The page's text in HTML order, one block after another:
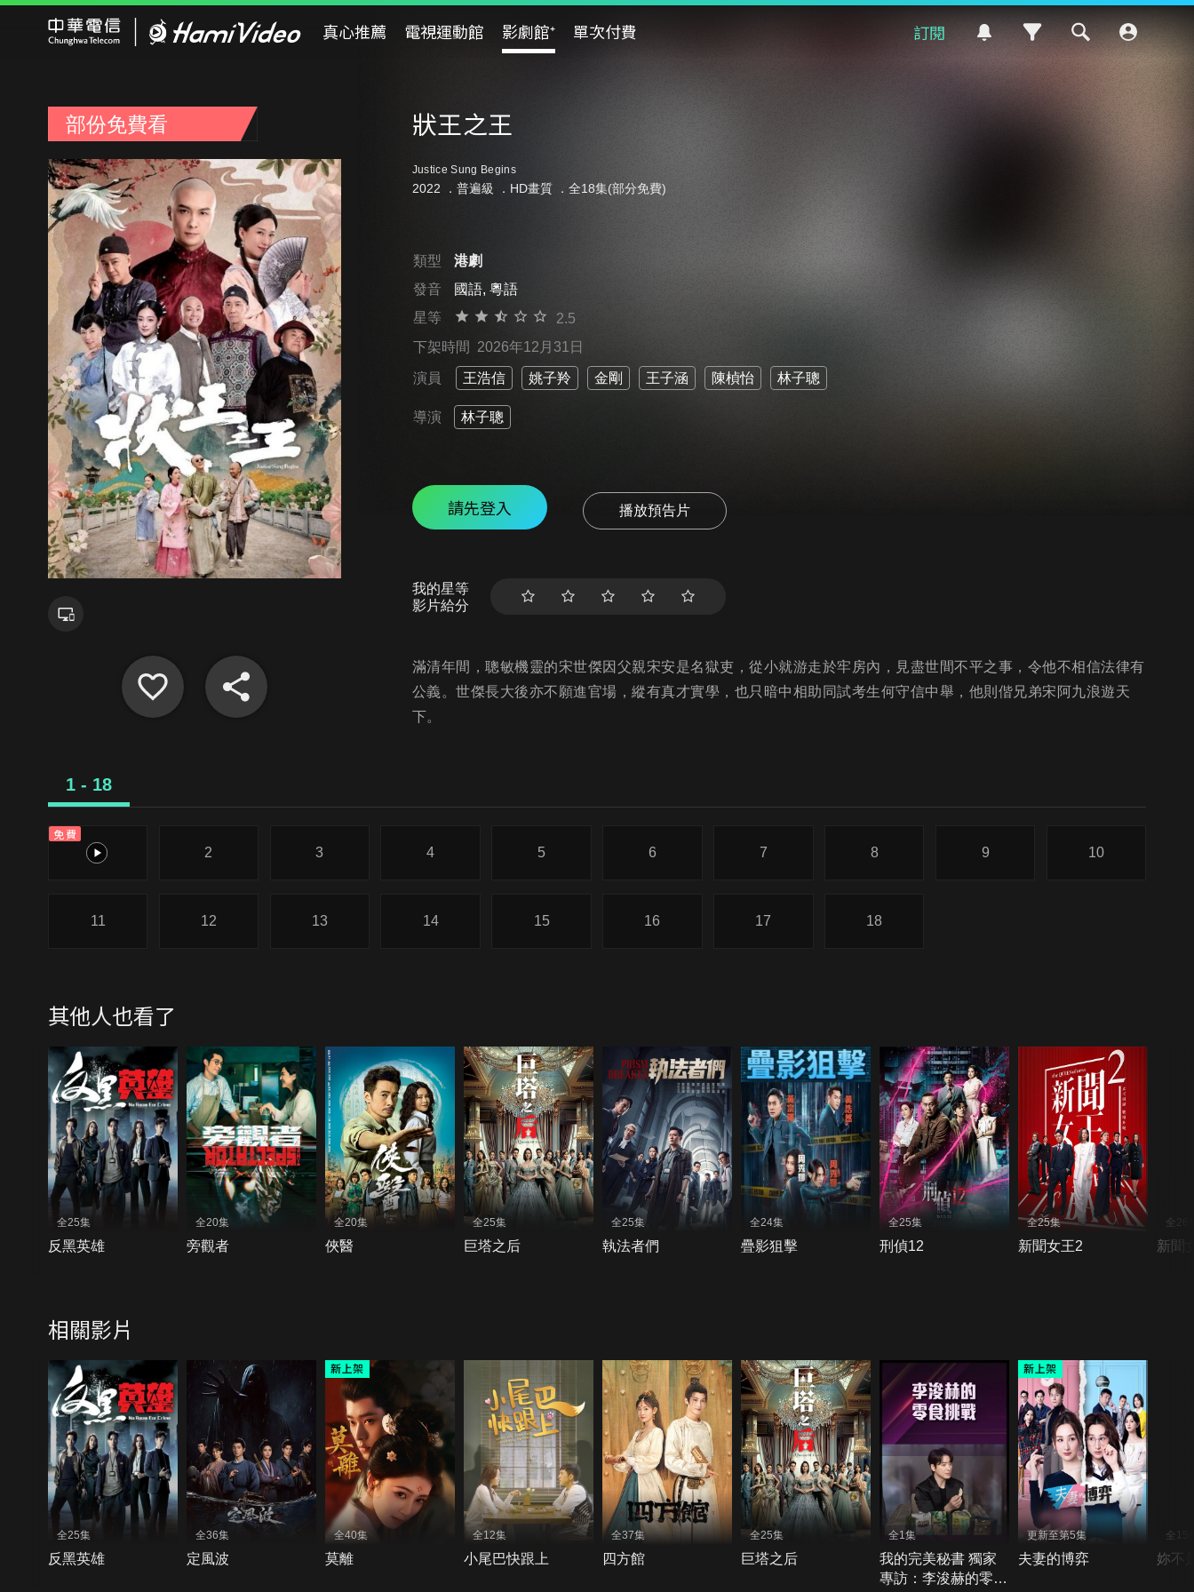
真心推薦 電視運動館 影劇館⁺ 單次付費 訂閱
部份免費看 狀王之王
Justice Sung Begins
2022 ． 普遍級 ．HD畫質 ．全18集(部分免費)
類型
港劇
發音
國語, 粵語
星等
2.5
下架時間 2026年12月31日
演員 王浩信 姚子羚 金剛 王子涵 陳楨怡 林子聰
導演 林子聰
請先登入 播放預告片
我的星等
影片給分
滿清年間，聰敏機靈的宋世傑因父親宋安是名獄吏，從小就游走於牢房內，見盡世間不平之事，令他不相信法律有
公義。世傑長大後亦不願進官場，縱有真才實學，也只暗中相助同試考生何守信中舉，他則偕兄弟宋阿九浪遊天
下。
1 - 18
免費
1
2 3 4 5 6 7 8 9 10
11 12 13 14 15 16 17 18
其他人也看了
全25集
反黑英雄
全20集
旁觀者
全20集
俠醫
全25集
巨塔之后
全25集
執法者們
全24集
疊影狙擊
全25集
刑偵12
全25集
新聞女王2
全26
新聞
相關影片
全25集
反黑英雄
全36集
定風波
全40集
莫離
全12集
小尾巴快跟上
全37集
四方館
全25集
巨塔之后
全1集
我的完美秘書 獨家
專訪：李浚赫的零食
更新至第5集
夫妻的博弈
全15
妳不